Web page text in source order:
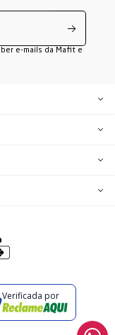
e-mails da Mafit e
Verificada por